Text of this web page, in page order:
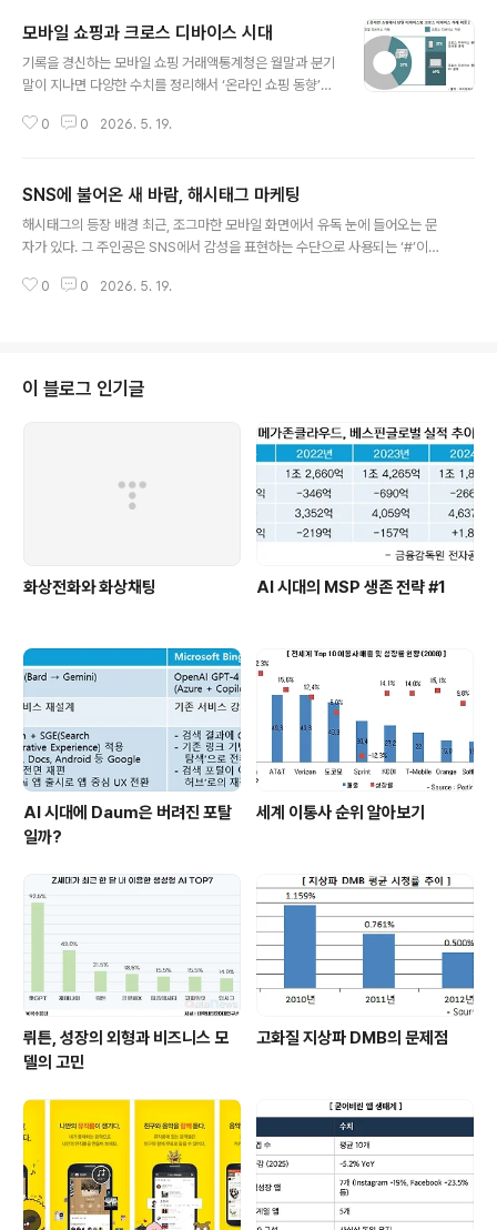
모바일 쇼핑과 크로스 디바이스 시대
기록을 경신하는 모바일 쇼핑 거래액통계청은 월말과 분기
말이 지나면 다양한 수치를 정리해서 ‘온라인 쇼핑 동향’을
될 때마다 다수의 언론사가 인용을 하면서 이슈가 된다. 최
성장을 보이기 때문이다.지난 7월 4일에 발표된 2016년
5월 자료를 살펴보자. 전체 5조 1783억 원의 온라인 쇼핑
거래액 중에서 2조 6967억 원이 모바일을 통해 이루어졌
이번 자료가 공개되자 역시나 많은 언론사가 인용 기사를
0 0 2026. 5. 19.
SNS에 불어온 새 바람, 해시태그 마케팅
해시태그의 등장 배경 최근, 조그마한 모바일 화면에서 유독 눈에 들어오는 문
자가 있다. 그 주인공은 SNS에서 감성을 표현하는 수단으로 사용되는 ‘#’이다.
Tag)’로 널리 알려져 있다.해시태그는 고전적인 인터넷 채팅 서비스인 IRC(Int
‘#’를 다시 끌어올린 것은 다름 아닌 트위터(Twitter)이다.이용하기 쉽고 간결
한 트위터의 기능에 매료된 사용자들은 엄청난 양의 ..
0 0 2026. 5. 19.
이 블로그 인기글
화상전화와 화상채팅 AI 시대의 MSP 생존 전략 #1
AI 시대에 Daum은 버려진 포탈
일까?
세계 이통사 순위 알아보기
뤼튼, 성장의 외형과 비즈니스 모
델의 고민
고화질 지상파 DMB의 문제점